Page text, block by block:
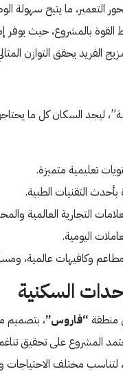
التعمير، ما يتيح سهولة
بالمشروع، حيث يوفر
الفريد يحقق التوازن
ليجد السكان كل ما
تعليمية متميزة.
التقنيات الطبية.
التجارية العالمية
اليومية.
وكافيهات عالمية،
منطقة “فاروس”، بتصميم
المشروع على تحقيق
مختلف الاحتياجات